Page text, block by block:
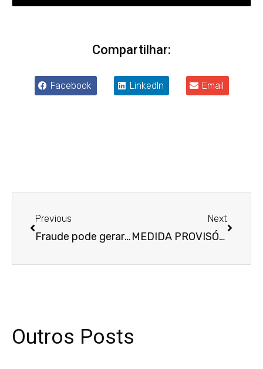
Compartilhar:
Facebook LinkedIn Email
Previous
Fraude pode gerar indenização de danos morais em favor do INSS, decide Segunda Turma
Next
MEDIDA PROVISÓRIA Nº 1.039, DE 18 DE MARÇO DE 2021
Outros Posts